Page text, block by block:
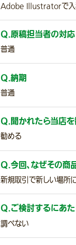
Adobe Illustratorで
Q.原稿担当者の対応
普通
Q.納期
普通
Q.聞かれたら当店
勧める
Q.今回、なぜその商
新規取引で新しい場所
Q.ご検討するにあ
調べない